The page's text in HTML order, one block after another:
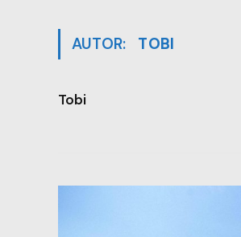
AUTOR: TOBI
Tobi